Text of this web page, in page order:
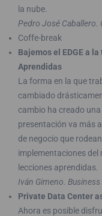
la nube.
Pedro José Caballero.
Coffe-break
Bajemos el EDGE a
Aprendidas
La forma en la que
cambiado
cambio ha creado
presentación va más
de negocio que
implementaciones del
lecciones aprendidas.
Iván Gimeno.
Private Data Center
Ahora es posible